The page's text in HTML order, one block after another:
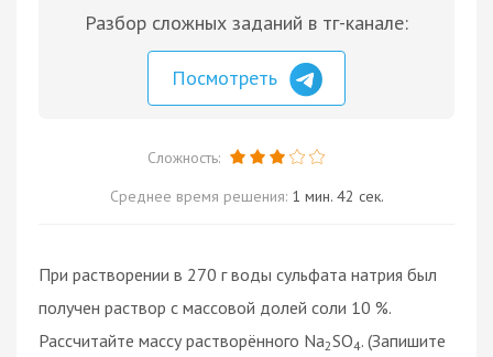
Разбор сложных заданий в тг-канале:
Посмотреть
Сложность:
Среднее время решения: 1 мин. 42 сек.
При растворении в 270 г воды сульфата натрия был
получен раствор с массовой долей соли 10 %.
Рассчитайте массу растворённого Na2SO4. (Запишите